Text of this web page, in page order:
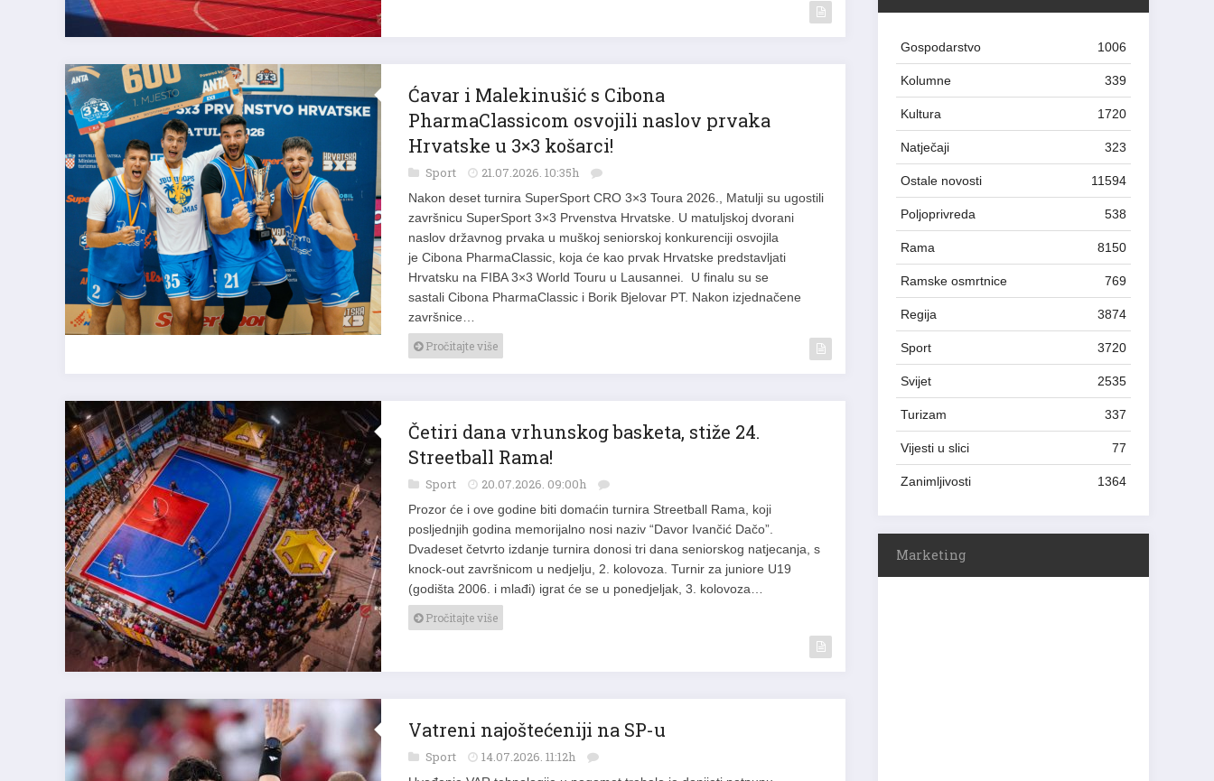
Ćavar i Malekinušić s Cibona
PharmaClassicom osvojili naslov prvaka
Hrvatske u 3×3 košarci!
Sport 21.07.2026. 10:35h
Nakon deset turnira SuperSport CRO 3×3 Toura 2026., Matulji su ugostili
završnicu SuperSport 3×3 Prvenstva Hrvatske. U matuljskoj dvorani
naslov državnog prvaka u muškoj seniorskoj konkurenciji osvojila
je Cibona PharmaClassic, koja će kao prvak Hrvatske predstavljati
Hrvatsku na FIBA 3×3 World Touru u Lausannei. U finalu su se
sastali Cibona PharmaClassic i Borik Bjelovar PT. Nakon izjednačene
završnice…
Pročitajte više
Četiri dana vrhunskog basketa, stiže 24.
Streetball Rama!
Sport 20.07.2026. 09:00h
Prozor će i ove godine biti domaćin turnira Streetball Rama, koji
posljednjih godina memorijalno nosi naziv “Davor Ivančić Dačo”.
Dvadeset četvrto izdanje turnira donosi tri dana seniorskog natjecanja, s
knock-out završnicom u nedjelju, 2. kolovoza. Turnir za juniore U19
(godišta 2006. i mlađi) igrat će se u ponedjeljak, 3. kolovoza…
Pročitajte više
Vatreni najoštećeniji na SP-u
Sport 14.07.2026. 11:12h
Gospodarstvo 1006
Kolumne 339
Kultura 1720
Natječaji 323
Ostale novosti 11594
Poljoprivreda 538
Rama 8150
Ramske osmrtnice 769
Regija 3874
Sport 3720
Svijet 2535
Turizam 337
Vijesti u slici 77
Zanimljivosti 1364
Marketing